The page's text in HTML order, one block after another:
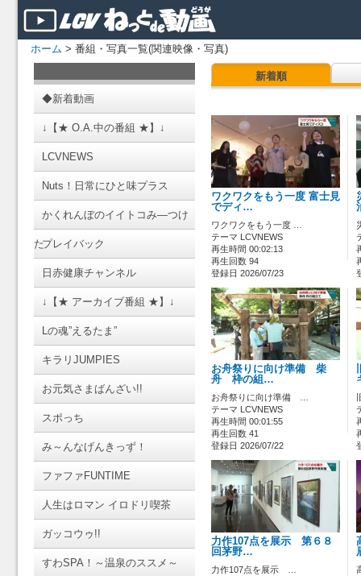
ホーム > 番組・写真一覧(関連映像・写真)
◆新着動画
↓【★ O.A.中の番組 ★】↓
LCVNEWS
Nuts！日常にひと味プラス
かくれんぼのイイトコみ―つけ
たプレイバック
日赤健康チャンネル
↓【★ アーカイブ番組 ★】↓
Lの魂”えるたま”
キラリJUMPIES
お元気さまばんざい!!
スポっち
み～んなげんきっず！
ファファFUNTIME
人生はロマン イロドリ喫茶
ガッコウゥ!!
すわSPA！～温泉のススメ～
新着順
ワクワクをもう一度 富士見
でディ…
ワクワクをもう一度 …
テーマ LCVNEWS
再生時間 00:02:13
再生回数 94
登録日 2026/07/23
お舟祭りに向け準備 柴
舟 枠の組…
お舟祭りに向け準備 …
テーマ LCVNEWS
再生時間 00:01:55
再生回数 41
登録日 2026/07/22
力作107点を展示 第６８
回茅野…
力作107点を展示 …